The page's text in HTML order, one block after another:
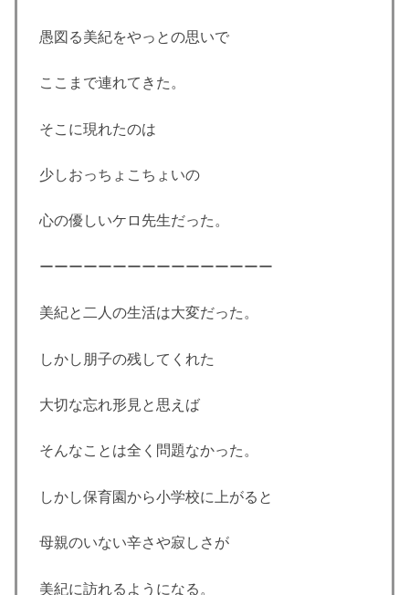
愚図る美紀をやっとの思いで
ここまで連れてきた。
そこに現れたのは
少しおっちょこちょいの
心の優しいケロ先生だった。
ーーーーーーーーーーーーーーーー
美紀と二人の生活は大変だった。
しかし朋子の残してくれた
大切な忘れ形見と思えば
そんなことは全く問題なかった。
しかし保育園から小学校に上がると
母親のいない辛さや寂しさが
美紀に訪れるようになる。